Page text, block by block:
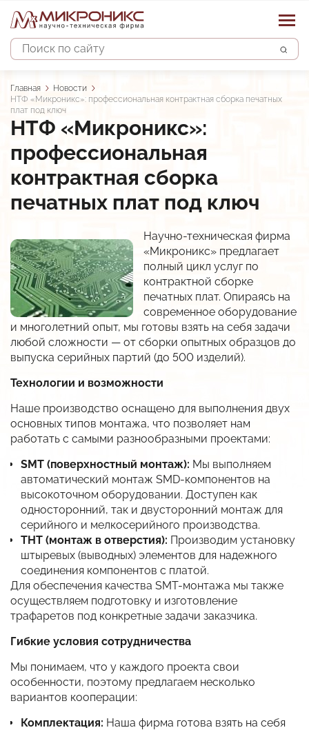
Поиск
Основная
навигация
Каталог изделий
Устройства защиты двигателя
Контроллеры
Преобразователи сигналов
Прочие изделия
В разработке
Низкотемпературные LED-драйверы
Снято с производства
Импортозамещение
Прайс
Дилеры
Наши услуги
Строительно-монтажные и пусконалад. работы
Сервисное обслуживание систем автоматики
Разработка и изготовление шкафов автоматики
Разработка систем и средств автоматики
Разработка изделий по ТЗ заказчика
АСУ водоснабжением и водоотведением
АСУ объектами теплоснабжения
АСКУЭ объектов энергоснабжения
Автоматизация АЗС
АСУ Системы освещения
Автоматическая противогололёдная система
О предприятии
Опыт
Партнёры и отзывы
Разрешительная документация
Карточка предприятия
Публикации
История
Вакансии
Новости
Контакты
Строка
навигации
Главная
Новости
НТФ «Микроникс»: профессиональная контрактная сборка печатных
плат под ключ
НТФ «Микроникс»:
профессиональная
контрактная сборка
печатных плат под ключ
Научно-техническая фирма
«Микроникс» предлагает
полный цикл услуг по
контрактной сборке
печатных плат. Опираясь на
современное оборудование
и многолетний опыт, мы готовы взять на себя задачи
любой сложности — от сборки опытных образцов до
выпуска серийных партий (до 500 изделий).
Технологии и возможности
Наше производство оснащено для выполнения двух
основных типов монтажа, что позволяет нам
работать с самыми разнообразными проектами:
SMT (поверхностный монтаж): Мы выполняем
автоматический монтаж SMD-компонентов на
высокоточном оборудовании. Доступен как
односторонний, так и двусторонний монтаж для
серийного и мелкосерийного производства.
THT (монтаж в отверстия): Производим установку
штыревых (выводных) элементов для надежного
соединения компонентов с платой.
Для обеспечения качества SMT-монтажа мы также
осуществляем подготовку и изготовление
трафаретов под конкретные задачи заказчика.
Гибкие условия сотрудничества
Мы понимаем, что у каждого проекта свои
особенности, поэтому предлагаем несколько
вариантов кооперации:
Комплектация: Наша фирма готова взять на себя